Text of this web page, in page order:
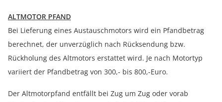
ALTMOTOR PFAND
Bei Lieferung eines Austauschmotors wird ein Pfandbetrag
berechnet, der unverzüglich nach Rücksendung bzw.
Rückholung des Altmotors erstattet wird. Je nach Motortyp
variiert der Pfandbetrag von 300,- bis 800,-Euro.
Der Altmotorpfand entfällt bei Zug um Zug oder vorab